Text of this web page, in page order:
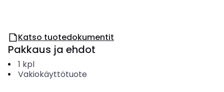
Katso tuotedokumentit
Pakkaus ja ehdot
1 kpl
Vakiokäyttötuote